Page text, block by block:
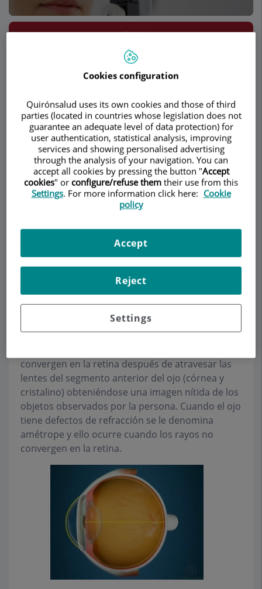
Equipo
Horario
Pedir cita
Miopía
¿Qué es la Miopía?
Es un defecto de Refracción:
El ojo normal, desde el punto de visto óptico o
convergen en la retina después de atravesar las
lentes del segmento anterior del ojo (córnea y
cristalino) obteniéndose una imagen nítida de los
objetos observados por la persona. Cuando el ojo
tiene defectos de refracción se le denomina
amétrope y ello ocurre cuando los rayos no
convergen en la retina.
Cookies configuration
Quirónsalud uses its own cookies and those of third
parties (located in countries whose legislation does not
guarantee an adequate level of data protection) for
user authentication, statistical analysis, improving
services and showing personalised advertising
through the analysis of your navigation. You can
accept all cookies by pressing the button "Accept
cookies" or configure/refuse them their use from this
Settings. For more information click here: Cookie
policy
Settings
Reject
Accept